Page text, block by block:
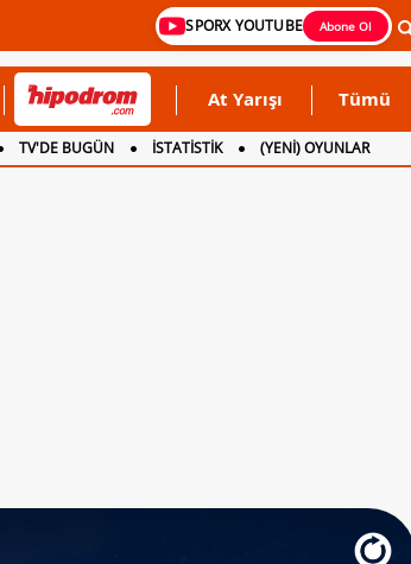
SPORX YOUTUBE Abone Ol
At Yarışı Tümü
TV'DE BUGÜN İSTATİSTİK
(YENİ) OYUNLAR